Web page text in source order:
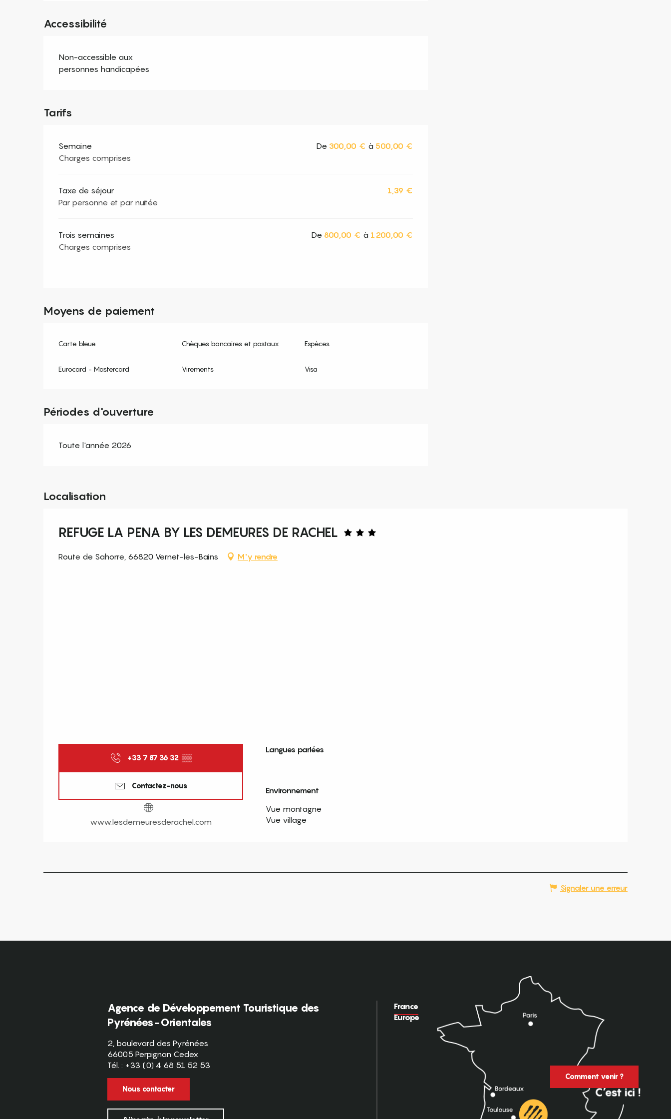
Accessibilité
Non-accessible aux
personnes handicapées
Tarifs
Semaine
Charges comprises
De 300,00 € à 500,00 €
Taxe de séjour
Par personne et par nuitée
1,39 €
Trois semaines
Charges comprises
De 800,00 € à 1 200,00 €
Moyens de paiement
Carte bleue Chèques bancaires et postaux Espèces
Eurocard - Mastercard Virements Visa
Périodes d'ouverture
Toute l'année 2026
Localisation
REFUGE LA PENA BY LES DEMEURES DE RACHEL
Route de Sahorre, 66820 Vernet-les-Bains M'y rendre
+33 7 87 36 32 ▒▒
Contactez-nous
www.lesdemeuresderachel.com
Langues parlées
Langues parlées
Environnement
Environnement
Vue montagne
Vue village
Signaler une erreur
Agence de Développement Touristique des
Pyrénées-Orientales
2, boulevard des Pyrénées
66005 Perpignan Cedex
Tél. : +33 (0) 4 68 51 52 53
Nous contacter
France
Europe
Comment venir ?